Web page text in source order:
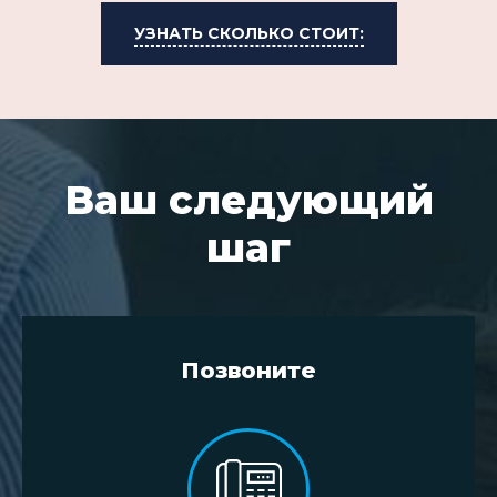
УЗНАТЬ СКОЛЬКО СТОИТ:
Ваш следующий
шаг
Позвоните